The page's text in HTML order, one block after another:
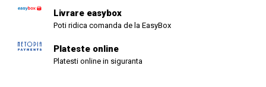
Livrare easybox
Poti ridica comanda de la EasyBox
Plateste online
Platesti online in siguranta